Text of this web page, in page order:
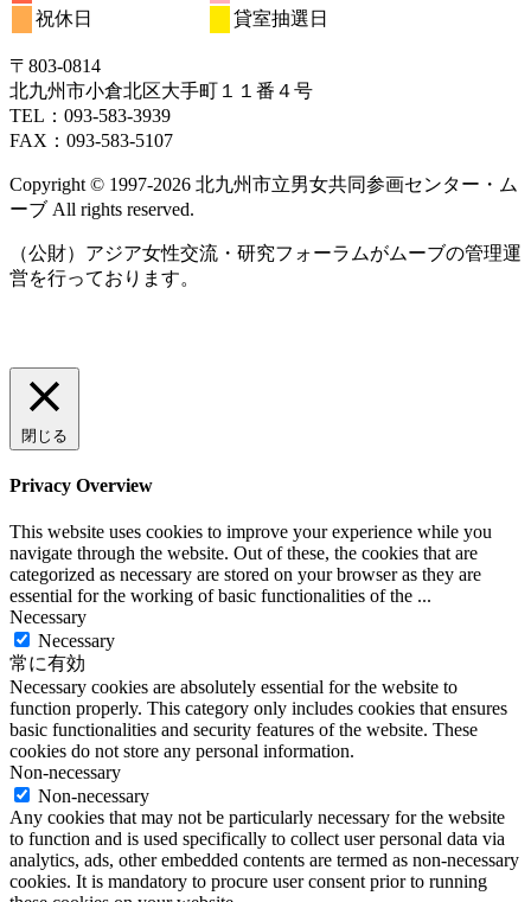
祝休日
貸室抽選日
〒803‐0814
北九州市小倉北区大手町１１番４号
TEL：093‐583‐3939
FAX：093‐583‐5107
Copyright © 1997‐2026 北九州市立男女共同参画センター・ム
ーブ All rights reserved.
（公財）アジア女性交流・研究フォーラムがムーブの管理運
営を行っております。
閉じる
Privacy Overview
This website uses cookies to improve your experience while you
navigate through the website. Out of these, the cookies that are
categorized as necessary are stored on your browser as they are
essential for the working of basic functionalities of the ...
Necessary
Necessary
常に有効
Necessary cookies are absolutely essential for the website to
function properly. This category only includes cookies that ensures
basic functionalities and security features of the website. These
cookies do not store any personal information.
Non-necessary
Non-necessary
Any cookies that may not be particularly necessary for the website
to function and is used specifically to collect user personal data via
analytics, ads, other embedded contents are termed as non-necessary
cookies. It is mandatory to procure user consent prior to running